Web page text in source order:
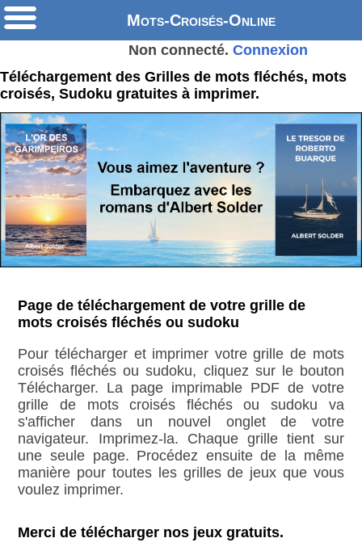
Mots-Croisés-Online
Non connecté. Connexion
Téléchargement des Grilles de mots fléchés, mots
croisés, Sudoku gratuites à imprimer.
Page de téléchargement de votre grille de
mots croisés fléchés ou sudoku
Pour télécharger et imprimer votre grille de mots
croisés fléchés ou sudoku, cliquez sur le bouton
Télécharger. La page imprimable PDF de votre
grille de mots croisés fléchés ou sudoku va
s'afficher dans un nouvel onglet de votre
navigateur. Imprimez-la. Chaque grille tient sur
une seule page. Procédez ensuite de la même
manière pour toutes les grilles de jeux que vous
voulez imprimer.
Merci de télécharger nos jeux gratuits.